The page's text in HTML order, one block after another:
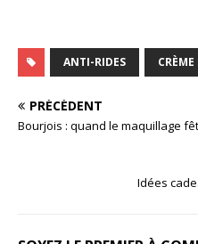
ANTI-RIDES
PRÉCÉDENT
Bourjois : quand le maquillage
Idées